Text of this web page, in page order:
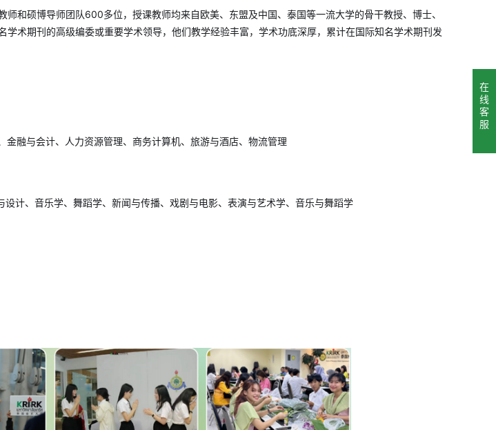
和硕博导师团队600多位，授课教师均来自欧美、东盟及中国、泰国等一流大学的骨干教授、博士、
学术期刊的高级编委或重要学术领导，他们教学经验丰富，学术功底深厚，累计在国际知名学术期刊发
金融与会计、人力资源管理、商务计算机、旅游与酒店、物流管理
设计、音乐学、舞蹈学、新闻与传播、戏剧与电影、表演与艺术学、音乐与舞蹈学
在
线
客
服